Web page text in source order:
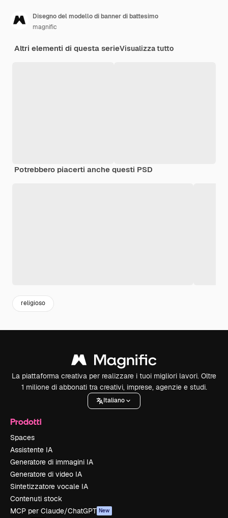
Disegno del modello di banner di battesimo
magnific
Altri elementi di questa serieVisualizza tutto
Potrebbero piacerti anche questi PSD
religioso
La piattaforma creativa per realizzare i tuoi migliori lavori. Oltre
1 milione di abbonati tra creativi, imprese, agenzie e studi.
Italiano
Prodotti
Spaces
Assistente IA
Generatore di immagini IA
Generatore di video IA
Sintetizzatore vocale IA
Contenuti stock
MCP per Claude/ChatGPT New